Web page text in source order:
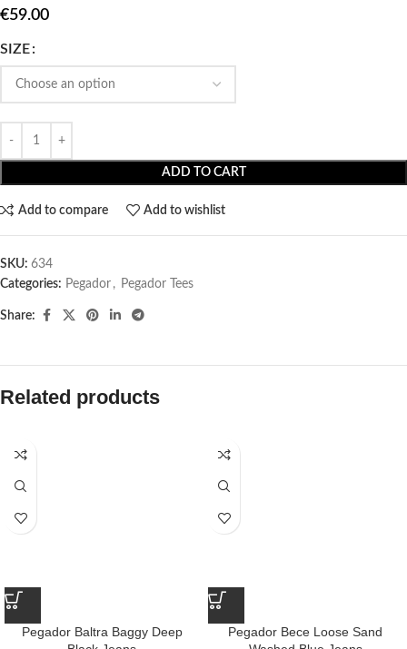
€59.00
SIZE
ADD TO CART
Add to compare Add to wishlist
SKU: 634
Categories: Pegador​ , Pegador Tees
Share:
Related products
Pegador Baltra Baggy Deep
Pegador Bece Loose Sand